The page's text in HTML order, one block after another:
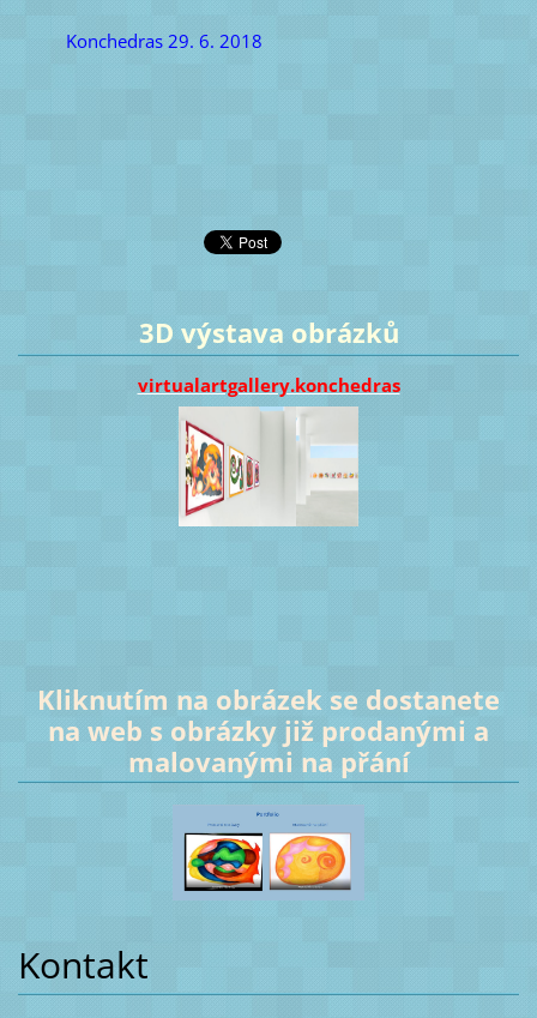
Konchedras 29. 6. 2018
3D výstava obrázků
virtualartgallery.konchedras
Kliknutím na obrázek se dostanete
na web s obrázky již prodanými a
malovanými na přání
Kontakt